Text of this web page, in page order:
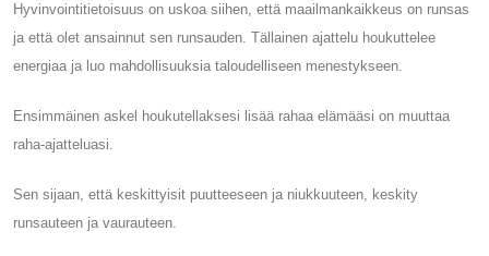
Hyvinvointitietoisuus on uskoa siihen, että maailmankaikkeus on runsas
ja että olet ansainnut sen runsauden. Tällainen ajattelu houkuttelee
energiaa ja luo mahdollisuuksia taloudelliseen menestykseen.
Ensimmäinen askel houkutellaksesi lisää rahaa elämääsi on muuttaa
raha-ajatteluasi.
Sen sijaan, että keskittyisit puutteeseen ja niukkuuteen, keskity
runsauteen ja vaurauteen.